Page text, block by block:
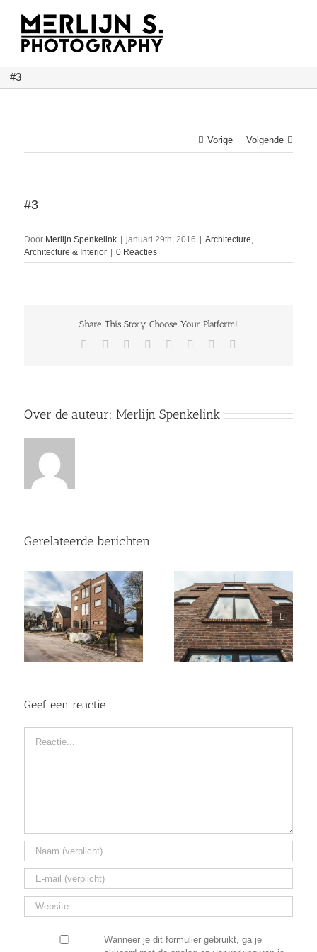
inhoud
#3
Vorige Volgende
#3
Door Merlijn Spenkelink januari 29th, 2016 Architecture,
Architecture & Interior
0 Reacties
Share This Story, Choose Your Platform!
Facebook
TwitterReddit LinkedIn
TumblrPinterest
Over de auteur: Merlijn Spenkelink
Gerelateerde berichten
Geef een reactie
Wanneer je dit formulier gebruikt, ga je